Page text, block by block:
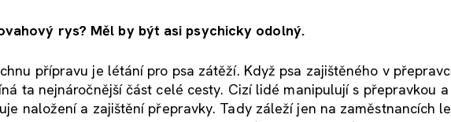
rys? Měl by být asi psychicky odolný.
přípravu je létání pro psa zátěží. Když psa zajištěného v
ta nejnáročnější část celé cesty. Cizí lidé manipulují s přepravkou
naložení a zajištění přepravky. Tady záleží jen na zaměstnancích